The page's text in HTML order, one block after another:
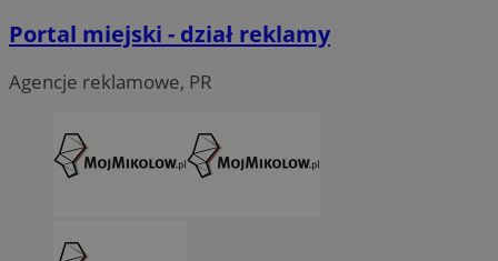
Portal miejski - dział reklamy
Agencje reklamowe, PR